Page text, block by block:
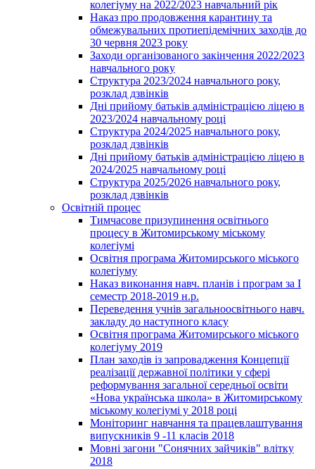
колегіуму на 2022/2023 навчальний рік
Наказ про продовження карантину та
обмежувальних протиепідемічних заходів до
30 червня 2023 року
Заходи організованого закінчення 2022/2023
навчального року
Структура 2023/2024 навчального року,
розклад дзвінків
Дні прийому батьків адміністрацією ліцею в
2023/2024 навчальному році
Структура 2024/2025 навчального року,
розклад дзвінків
Дні прийому батьків адміністрацією ліцею в
2024/2025 навчальному році
Структура 2025/2026 навчального року,
розклад дзвінків
Освітній процес
Тимчасове призупинення освітнього
процесу в Житомирському міському
колегіумі
Освітня програма Житомирського міського
колегіуму
Наказ виконання навч. планів і програм за І
семестр 2018-2019 н.р.
Переведення учнів загальноосвітнього навч.
закладу до наступного класу
Освітня програма Житомирського міського
колегіуму 2019
План заходів із запровадження Концепції
реалізації державної політики у сфері
реформування загальної середньої освіти
«Нова українська школа» в Житомирському
міському колегіумі у 2018 році
Моніторинг навчання та працевлаштування
випускників 9 -11 класів 2018
Мовні загони "Сонячних зайчиків" влітку
2018